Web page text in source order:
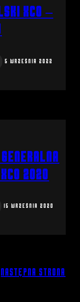
XCO –
5 września 2022
2020
15 września 2020
Następna strona